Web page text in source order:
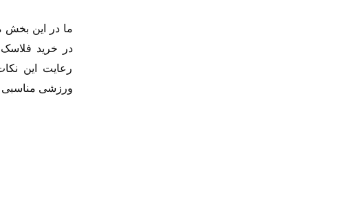
ما در این بخش
در خرید فلاسک
رعایت این
ورزشی مناسبی